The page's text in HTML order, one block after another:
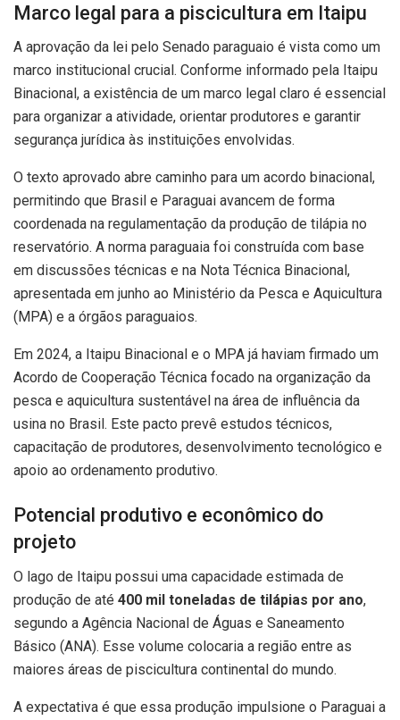
Marco legal para a piscicultura em Itaipu
A aprovação da lei pelo Senado paraguaio é vista como um
marco institucional crucial. Conforme informado pela Itaipu
Binacional, a existência de um marco legal claro é essencial
para organizar a atividade, orientar produtores e garantir
segurança jurídica às instituições envolvidas.
O texto aprovado abre caminho para um acordo binacional,
permitindo que Brasil e Paraguai avancem de forma
coordenada na regulamentação da produção de tilápia no
reservatório. A norma paraguaia foi construída com base
em discussões técnicas e na Nota Técnica Binacional,
apresentada em junho ao Ministério da Pesca e Aquicultura
(MPA) e a órgãos paraguaios.
Em 2024, a Itaipu Binacional e o MPA já haviam firmado um
Acordo de Cooperação Técnica focado na organização da
pesca e aquicultura sustentável na área de influência da
usina no Brasil. Este pacto prevê estudos técnicos,
capacitação de produtores, desenvolvimento tecnológico e
apoio ao ordenamento produtivo.
Potencial produtivo e econômico do
projeto
O lago de Itaipu possui uma capacidade estimada de
produção de até 400 mil toneladas de tilápias por ano,
segundo a Agência Nacional de Águas e Saneamento
Básico (ANA). Esse volume colocaria a região entre as
maiores áreas de piscicultura continental do mundo.
A expectativa é que essa produção impulsione o Paraguai a